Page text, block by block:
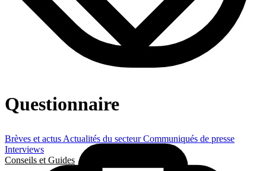
Brèves et actus Actualités du secteurCommuniqués de presse
Interviews
Conseils et Guides
Questionnaire